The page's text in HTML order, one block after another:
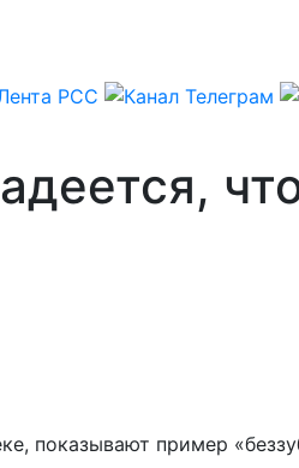
показывают пример